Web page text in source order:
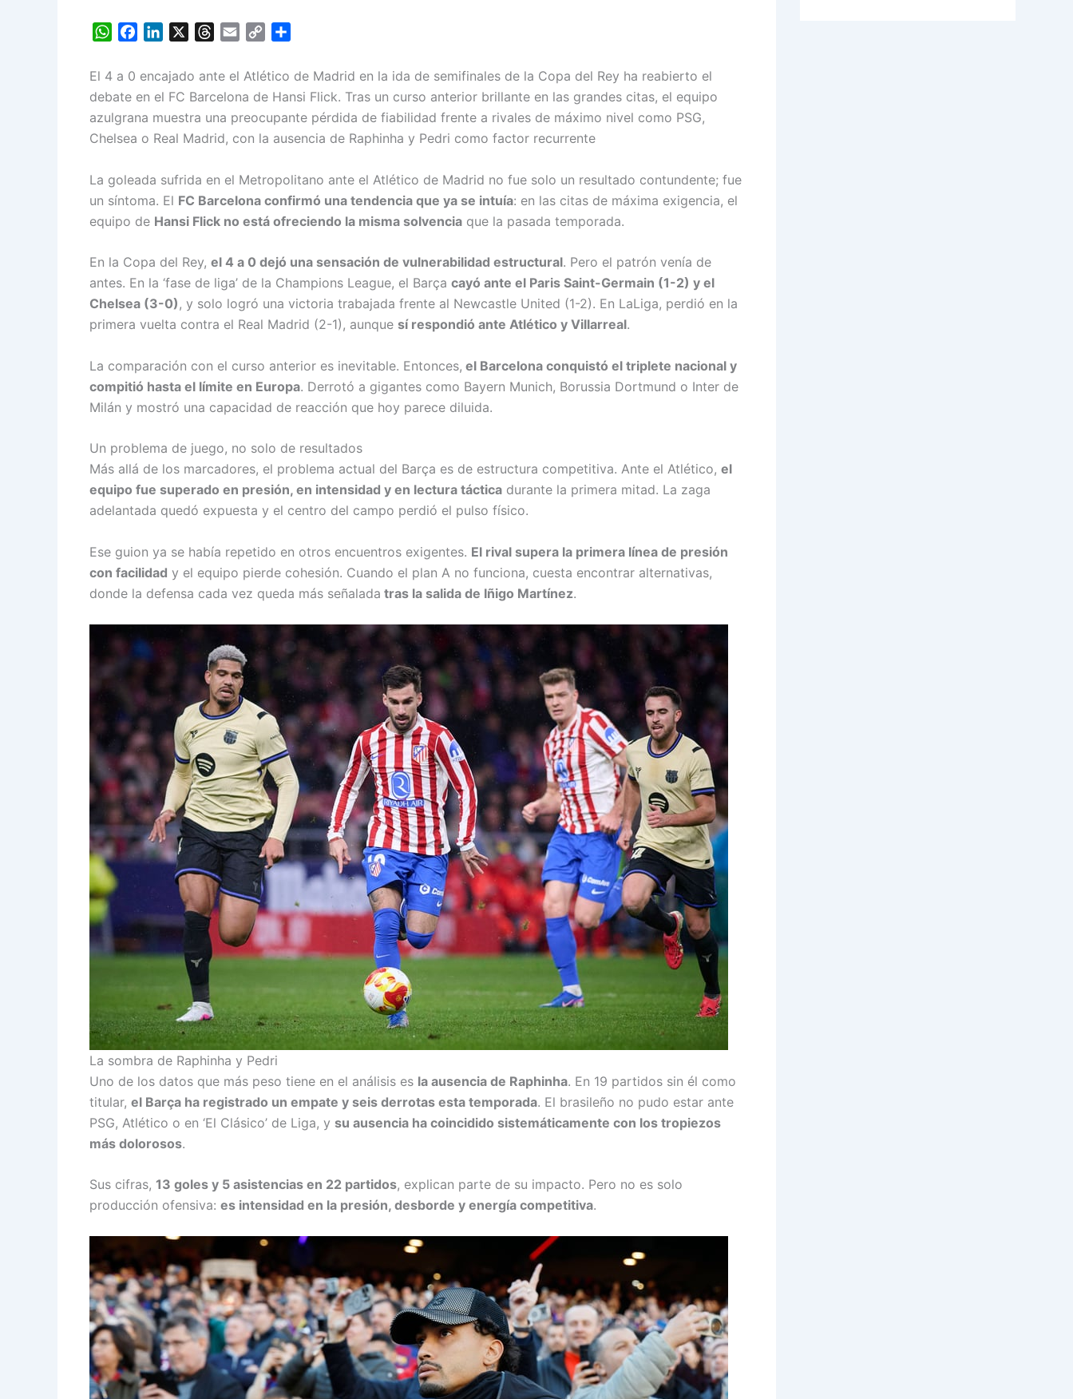
W
a
s
A
p
c
o
n
k
I
r
s
a
p
n
a
El 4 a 0 encajado ante el Atlético de Madrid en la ida de semifinales de la Copa del Rey ha reabierto el
debate en el FC Barcelona de Hansi Flick. Tras un curso anterior brillante en las grandes citas, el equipo
azulgrana muestra una preocupante pérdida de fiabilidad frente a rivales de máximo nivel como PSG,
Chelsea o Real Madrid, con la ausencia de Raphinha y Pedri como factor recurrente
La goleada sufrida en el Metropolitano ante el Atlético de Madrid no fue solo un resultado contundente; fue
un síntoma. El FC Barcelona confirmó una tendencia que ya se intuía: en las citas de máxima exigencia, el
equipo de Hansi Flick no está ofreciendo la misma solvencia que la pasada temporada.
En la Copa del Rey, el 4 a 0 dejó una sensación de vulnerabilidad estructural. Pero el patrón venía de
antes. En la ‘fase de liga’ de la Champions League, el Barça cayó ante el Paris Saint-Germain (1-2) y el
Chelsea (3-0), y solo logró una victoria trabajada frente al Newcastle United (1-2). En LaLiga, perdió en la
primera vuelta contra el Real Madrid (2-1), aunque sí respondió ante Atlético y Villarreal.
La comparación con el curso anterior es inevitable. Entonces, el Barcelona conquistó el triplete nacional y
compitió hasta el límite en Europa. Derrotó a gigantes como Bayern Munich, Borussia Dortmund o Inter de
Milán y mostró una capacidad de reacción que hoy parece diluida.
Un problema de juego, no solo de resultados
Más allá de los marcadores, el problema actual del Barça es de estructura competitiva. Ante el Atlético, el
equipo fue superado en presión, en intensidad y en lectura táctica durante la primera mitad. La zaga
adelantada quedó expuesta y el centro del campo perdió el pulso físico.
Ese guion ya se había repetido en otros encuentros exigentes. El rival supera la primera línea de presión
con facilidad y el equipo pierde cohesión. Cuando el plan A no funciona, cuesta encontrar alternativas,
donde la defensa cada vez queda más señalada tras la salida de Iñigo Martínez.
La sombra de Raphinha y Pedri
Uno de los datos que más peso tiene en el análisis es la ausencia de Raphinha. En 19 partidos sin él como
titular, el Barça ha registrado un empate y seis derrotas esta temporada. El brasileño no pudo estar ante
PSG, Atlético o en ‘El Clásico’ de Liga, y su ausencia ha coincidido sistemáticamente con los tropiezos
más dolorosos.
Sus cifras, 13 goles y 5 asistencias en 22 partidos, explican parte de su impacto. Pero no es solo
producción ofensiva: es intensidad en la presión, desborde y energía competitiva.